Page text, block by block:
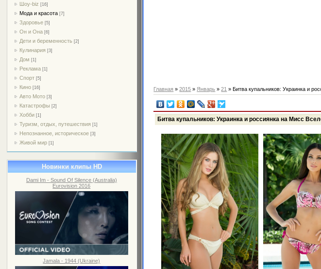
Шоу-biz [16]
Мода и красота [7]
Здоровье [5]
Он и Она [6]
Дети и беременность [2]
Кулинария [3]
Дом [1]
Реклама [1]
Спорт [5]
Кино [16]
Авто Мото [3]
Катастрофы [2]
Хобби [1]
Туризм, отдых, путешествия [1]
Непознанное, историческое [3]
Живой мир [1]
Новинки клипы HD
Dami Im - Sound Of Silence (Australia)
Eurovision 2016
Jamala - 1944 (Ukraine)
Главная »2015 » Январь » 21 » Битва купальников: Украинка и
Битва купальников: Украинка и россиянка на Мисс